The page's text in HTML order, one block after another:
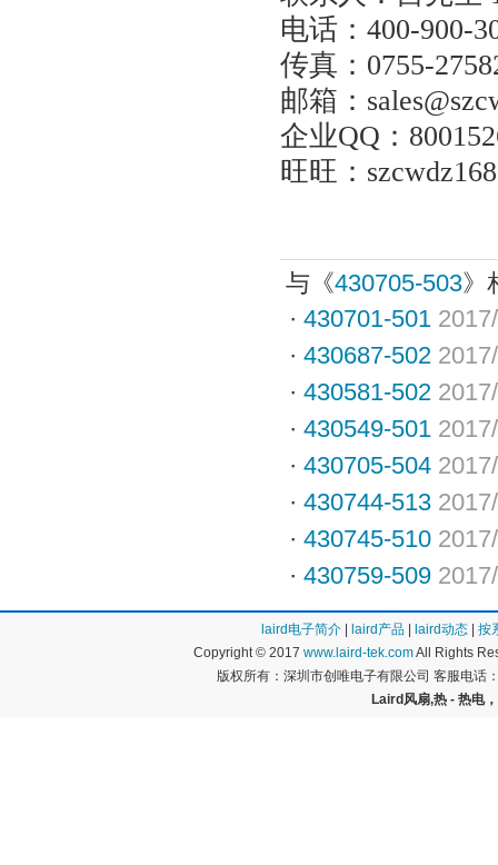
电话： 400-900-
传真： 0755-
邮箱：
企业QQ ：
旺旺：
与《430705-503》
· 430701-501
· 430687-502
· 430581-502
· 430549-501
· 430705-504
· 430744-513
· 430745-510
· 430759-509
laird电子简介 laird产品 laird动态
按
Copyright © 2017 www.laird-tek.comAll Rights
版权所有：深圳市创唯电子有限公司 客服电话
Laird风扇,热 - 热电